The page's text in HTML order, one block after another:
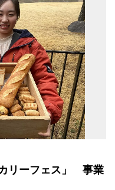
リーフェス」 事業